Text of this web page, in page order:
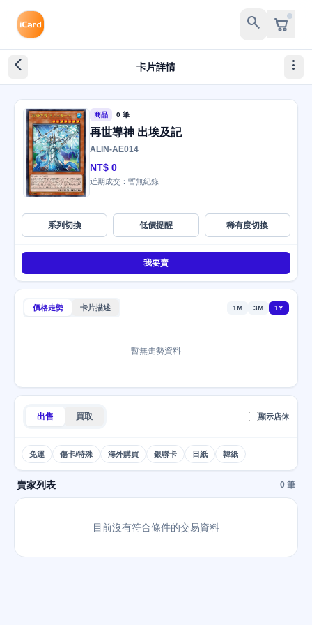
search
arrow_back_ios_new 卡片詳情 more_vert
商品 0 筆
再世導神 出埃及記
ALIN-AE014
NT$ 0
近期成交：暫無紀錄
系列切換 低價提醒 稀有度切換
我要賣
價格走勢 卡片描述 1M 3M 1Y
暫無走勢資料
出售 買取 顯示店休
免運 傷卡/特殊 海外購買 銀聯卡 日紙 韓紙
賣家列表 0 筆
目前沒有符合條件的交易資料